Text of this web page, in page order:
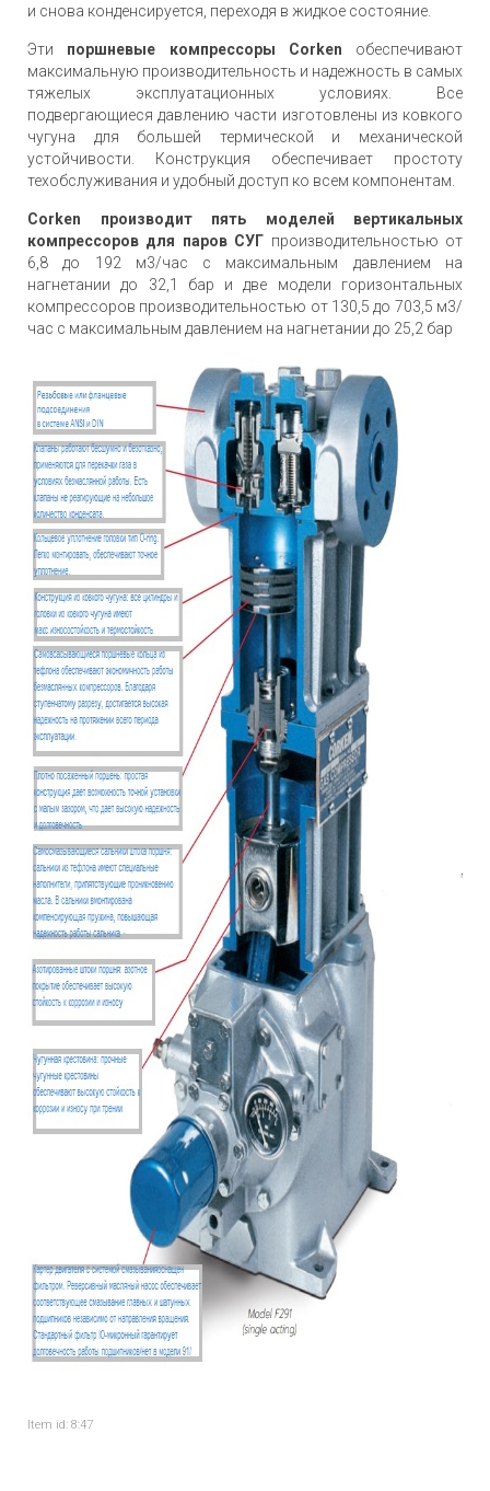
и снова конденсируется, переходя в жидкое состояние.
Эти поршневые компрессоры Corken обеспечивают
максимальную производительность и надежность в самых
тяжелых эксплуатационных условиях. Все
подвергающиеся давлению части изготовлены из ковкого
чугуна для большей термической и механической
устойчивости. Конструкция обеспечивает простоту
техобслуживания и удобный доступ ко всем компонентам.
Corken производит пять моделей вертикальных
компрессоров для паров СУГ производительностью от
6,8 до 192 м3/час с максимальным давлением на
нагнетании до 32,1 бар и две модели горизонтальных
компрессоров производительностью от 130,5 до 703,5 м3/
час с максимальным давлением на нагнетании до 25,2 бар
Item id: 8:47